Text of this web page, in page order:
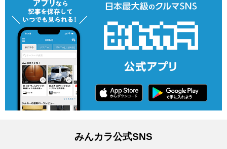
みんカラ公式SNS